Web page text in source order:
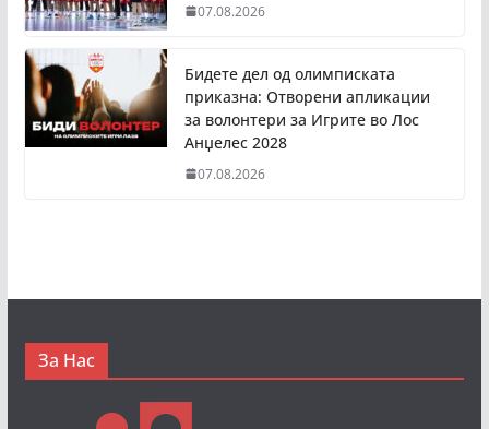
07.08.2026
Бидете дел од олимписката
приказна: Отворени апликации
за волонтери за Игрите во Лос
Анџелес 2028
07.08.2026
За Нас